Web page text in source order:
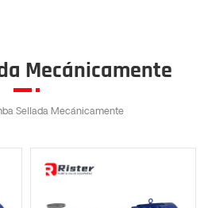
Mecánicamente
Sellada Mecánicamente